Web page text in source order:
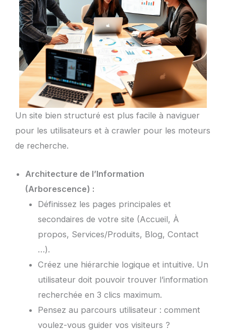
Un site bien structuré est plus facile à naviguer
pour les utilisateurs et à crawler pour les moteurs
de recherche.
Architecture de l’Information
(Arborescence) :
Définissez les pages principales et
secondaires de votre site (Accueil, À
propos, Services/Produits, Blog, Contact
…).
Créez une hiérarchie logique et intuitive. Un
utilisateur doit pouvoir trouver l’information
recherchée en 3 clics maximum.
Pensez au parcours utilisateur : comment
voulez-vous guider vos visiteurs ?